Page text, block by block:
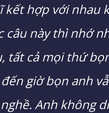
kết hợp với nhau
câu này thì nhớ
tất cả mọi thứ
giờ bọn anh
Anh không